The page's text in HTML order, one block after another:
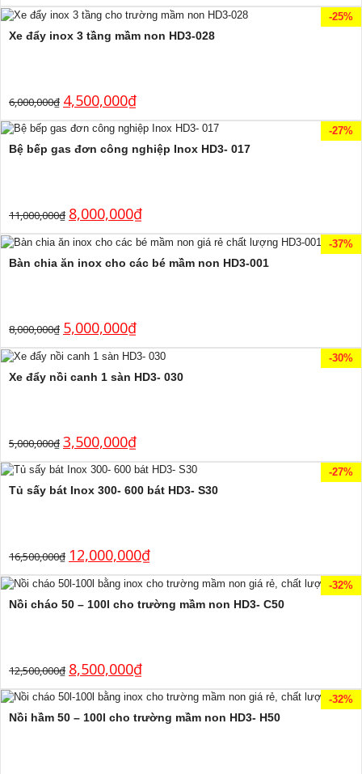
-25%
Xe đẩy inox 3 tầng mầm non HD3-028
6,000,000₫ 4,500,000₫
-27%
Bệ bếp gas đơn công nghiệp Inox HD3- 017
11,000,000₫ 8,000,000₫
-37%
Bàn chia ăn inox cho các bé mầm non HD3-001
8,000,000₫ 5,000,000₫
-30%
Xe đẩy nồi canh 1 sàn HD3- 030
5,000,000₫ 3,500,000₫
-27%
Tủ sấy bát Inox 300- 600 bát HD3- S30
16,500,000₫ 12,000,000₫
-32%
Nồi cháo 50 – 100l cho trường mầm non HD3- C50
12,500,000₫ 8,500,000₫
-32%
Nồi hầm 50 – 100l cho trường mầm non HD3- H50